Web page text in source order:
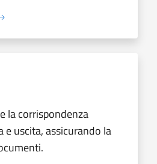
la corrispondenza
uscita, assicurando la